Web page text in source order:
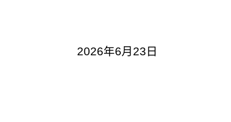
2026年6月23日